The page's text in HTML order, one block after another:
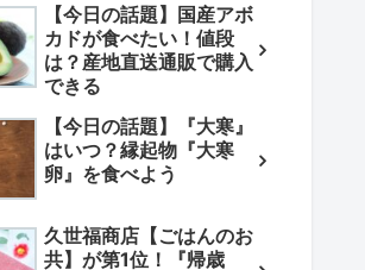
【今日の話題】国産アボ
カドが食べたい！値段
は？産地直送通販で購入
できる
【今日の話題】『大寒』
はいつ？縁起物『大寒
卵』を食べよう
久世福商店【ごはんのお
共】が第1位！『帰歳